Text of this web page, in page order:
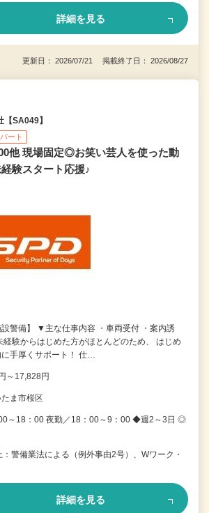
詳細を見る
更新日： 2026/07/21 掲載終了日： 2026/08/27
SA049】
パート
他 現場固定◎お笑い芸人を使った動
験スタート応援♪
設警備】 ▼主な仕事内容 ・車両受付 ・案内誘
験からはじめた方がほとんどのため、 はじめ
手厚くサポート！ 仕…
～17,828円
ま市桜区
～18：00 夜勤／18：00～9：00 ◆週2～3日 ◎
警備業法による（例外事由2号）、Wワーク・
詳細を見る